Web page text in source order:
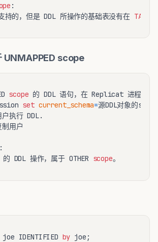
:
持的，但是 DDL 所操作的基础表没有在 TABLE
UNMAPPED scope
scope
set current_schema=
用户
:
DDL 操作，属于 OTHER scope
joe IDENTIFIED by